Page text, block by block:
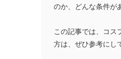
のか、どんな条件が
この記事では、コス
方は、ぜひ参考にし